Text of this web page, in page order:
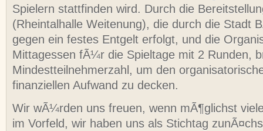
Spielern stattfinden wird. Durch die
(Rheintalhalle Weitenung), die durch die Stadt
gegen ein festes Entgelt erfolgt, und die
Mittagessen fÃ¼r die Spieltage mit 2 Runden,
Mindestteilnehmerzahl, um den
finanziellen Aufwand zu decken.
Wir wÃ¼rden uns freuen, wenn mÃ¶glichst
im Vorfeld, wir haben uns als Stichtag